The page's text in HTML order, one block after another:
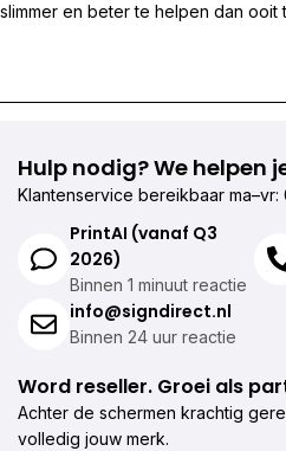
slimmer en beter te helpen dan ooit
Hulp nodig? We helpen
Klantenservice bereikbaar ma–vr:
PrintAI (vanaf Q3
2026)
Binnen 1 minuut reactie
info@signdirect.nl
Binnen 24 uur reactie
Word reseller. Groei als
Achter de schermen krachtig
volledig jouw merk.